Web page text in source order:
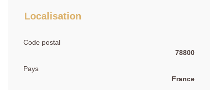
Localisation
Code postal
78800
Pays
France